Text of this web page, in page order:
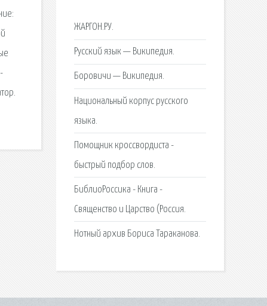
ЖАРГОН.РУ.
Русский язык — Википедия.
Боровичи — Википедия.
Национальный корпус русского
языка.
Помощник кроссвордиста -
быстрый подбор слов.
БиблиоРоссика - Книга -
Священство и Царство (Россия.
Нотный архив Бориса Тараканова.